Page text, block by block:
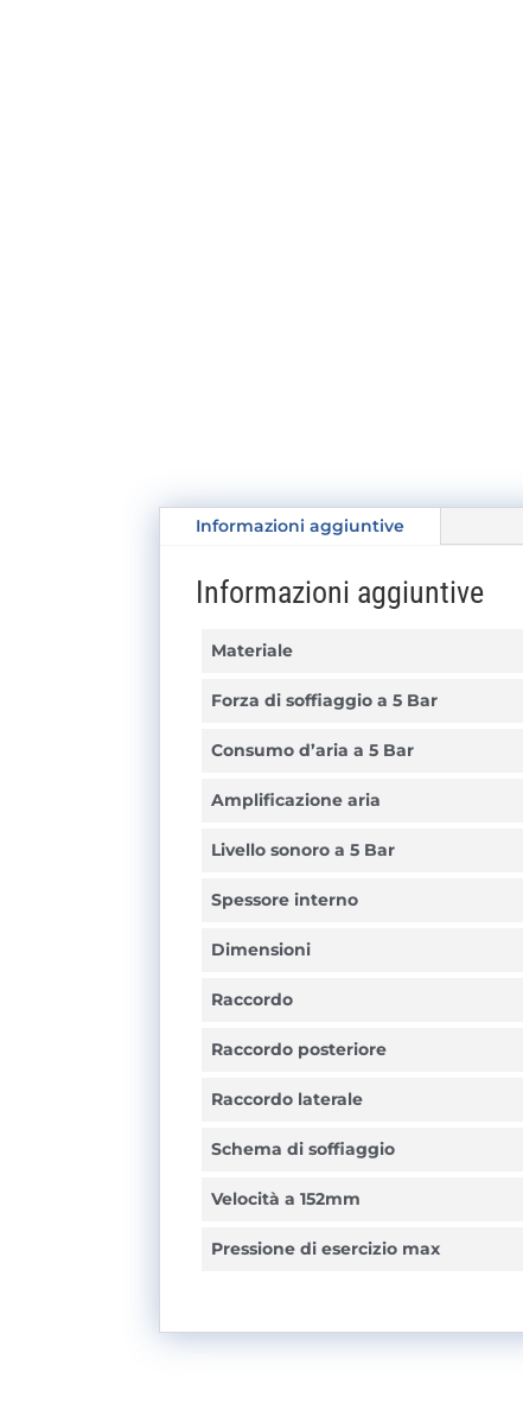
Informazioni aggiuntive
Informazioni aggiuntive
Materiale
Forza di soffiaggio a 5 Bar
Consumo d’aria a 5 Bar
Amplificazione aria
Livello sonoro a 5 Bar
Spessore interno
Dimensioni
Raccordo
Raccordo posteriore
Raccordo laterale
Schema di soffiaggio
Velocità a 152mm
Pressione di esercizio max